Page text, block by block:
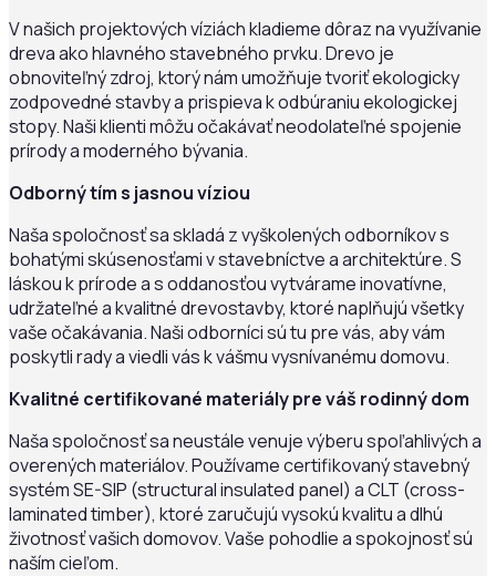
V našich projektových víziách kladieme dôraz na využívanie
dreva ako hlavného stavebného prvku. Drevo je
obnoviteľný zdroj, ktorý nám umožňuje tvoriť ekologicky
zodpovedné stavby a prispieva k odbúraniu ekologickej
stopy. Naši klienti môžu očakávať neodolateľné spojenie
prírody a moderného bývania.
Odborný tím s jasnou víziou
Naša spoločnosť sa skladá z vyškolených odborníkov s
bohatými skúsenosťami v stavebníctve a architektúre. S
láskou k prírode a s oddanosťou vytvárame inovatívne,
udržateľné a kvalitné drevostavby, ktoré naplňujú všetky
vaše očakávania. Naši odborníci sú tu pre vás, aby vám
poskytli rady a viedli vás k vášmu vysnívanému domovu.
Kvalitné certifikované materiály pre váš rodinný dom
Naša spoločnosť sa neustále venuje výberu spoľahlivých a
overených materiálov. Používame certifikovaný stavebný
systém SE-SIP (structural insulated panel) a CLT (cross-
laminated timber), ktoré zaručujú vysokú kvalitu a dlhú
životnosť vašich domovov. Vaše pohodlie a spokojnosť sú
naším cieľom.